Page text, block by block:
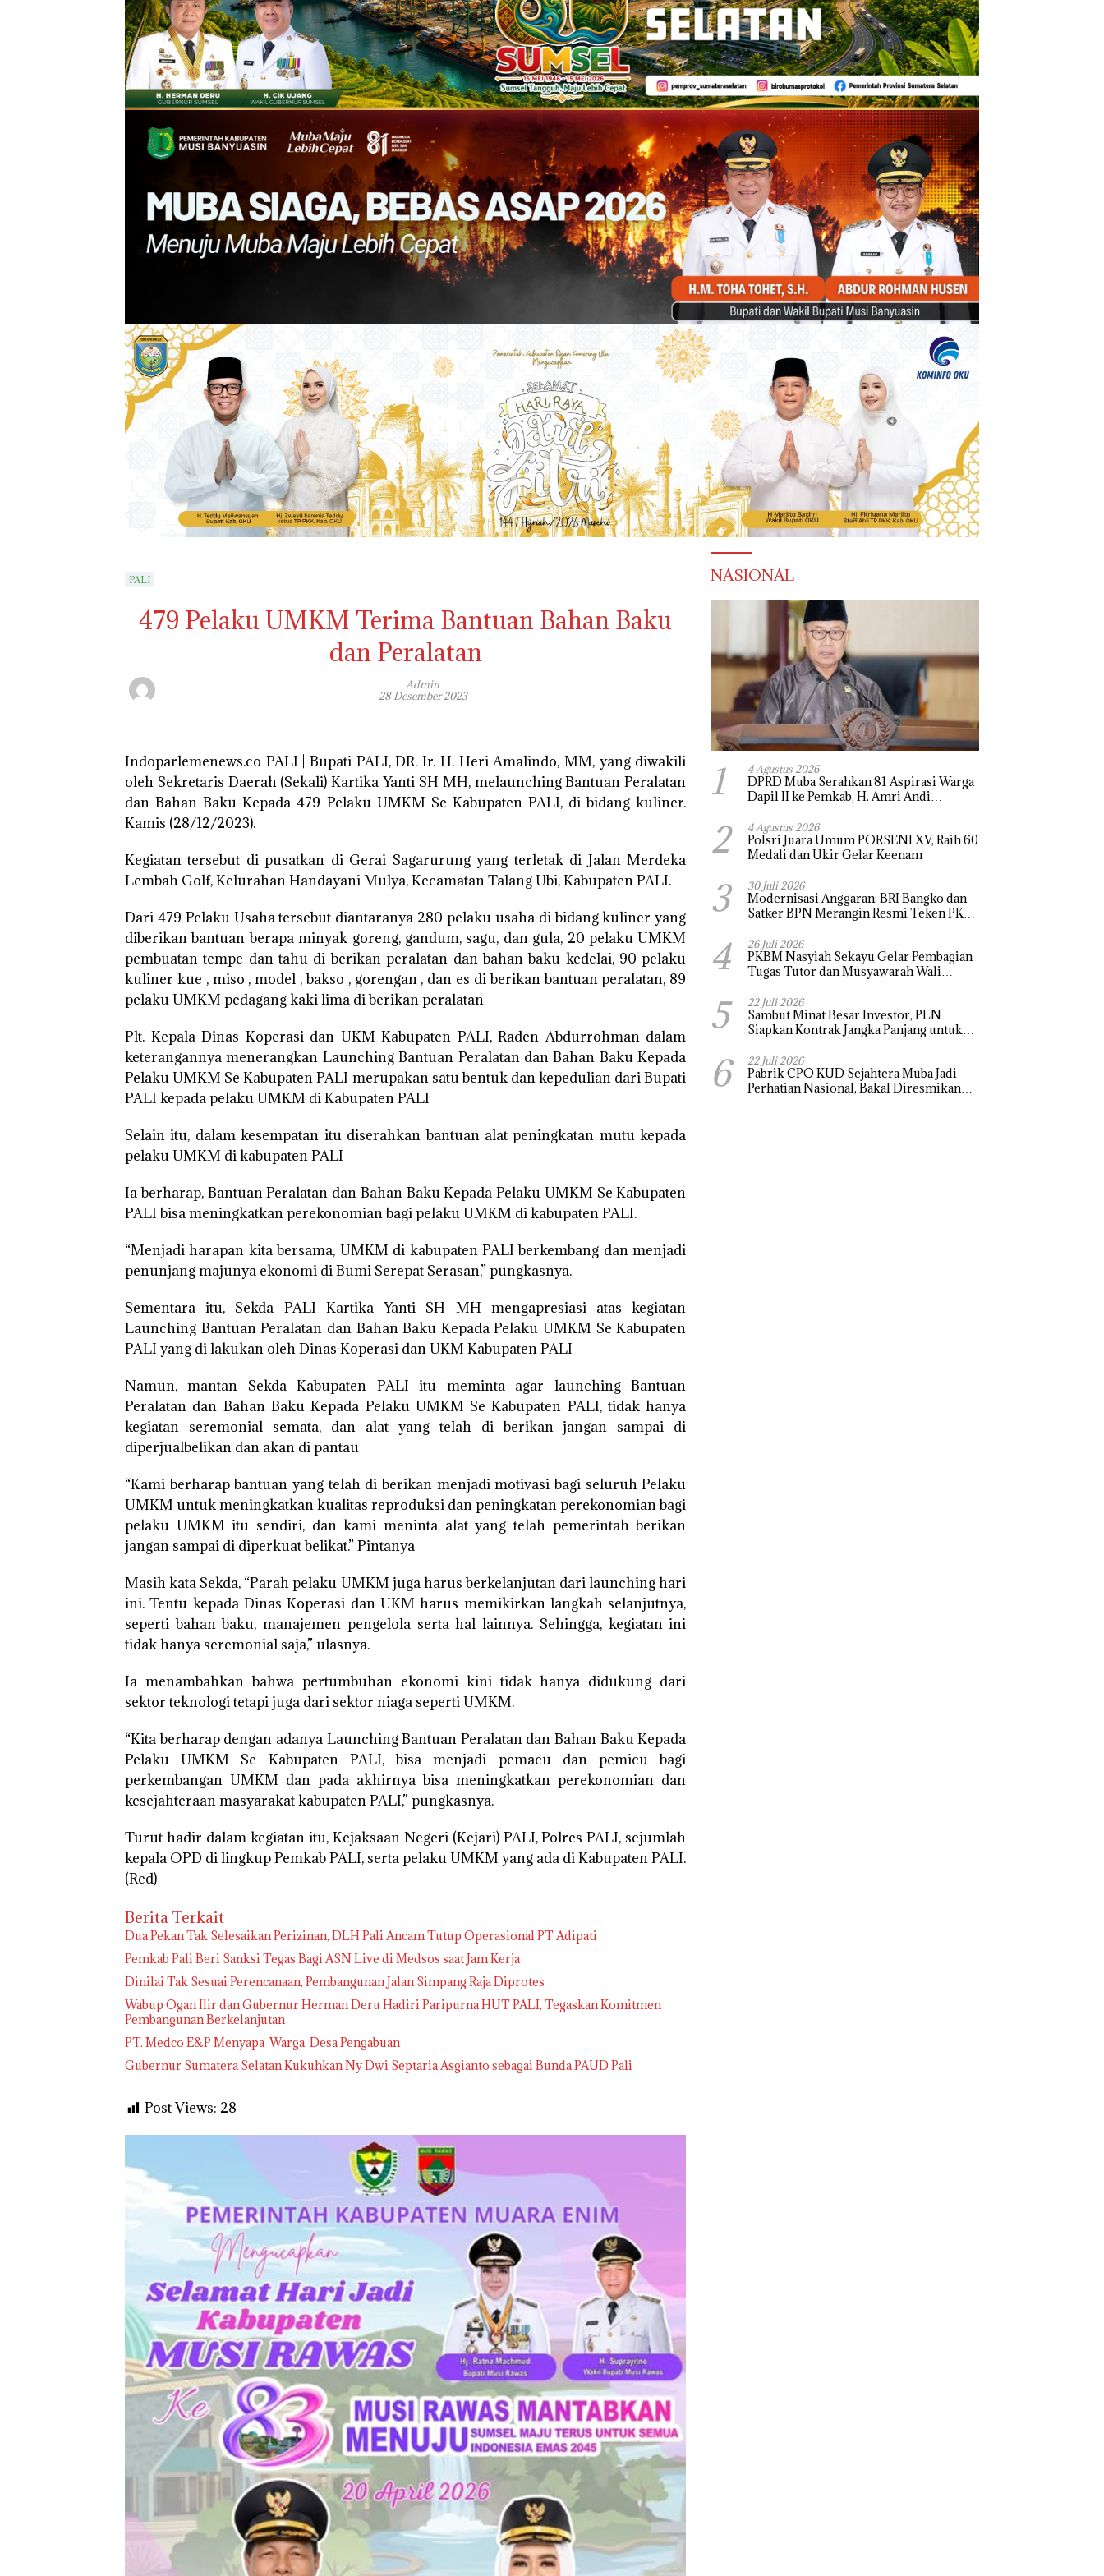
PALI
479 Pelaku UMKM Terima Bantuan Bahan Baku
dan Peralatan
Admin
28 Desember 2023
Indoparlemenews.co PALI | Bupati PALI, DR. Ir. H. Heri Amalindo, MM, yang diwakili
oleh Sekretaris Daerah (Sekali) Kartika Yanti SH MH, melaunching Bantuan Peralatan
dan Bahan Baku Kepada 479 Pelaku UMKM Se Kabupaten PALI, di bidang kuliner.
Kamis (28/12/2023).
Kegiatan tersebut di pusatkan di Gerai Sagarurung yang terletak di Jalan Merdeka
Lembah Golf, Kelurahan Handayani Mulya, Kecamatan Talang Ubi, Kabupaten PALI.
Dari 479 Pelaku Usaha tersebut diantaranya 280 pelaku usaha di bidang kuliner yang
diberikan bantuan berapa minyak goreng, gandum, sagu, dan gula, 20 pelaku UMKM
pembuatan tempe dan tahu di berikan peralatan dan bahan baku kedelai, 90 pelaku
kuliner kue , miso , model , bakso , gorengan , dan es di berikan bantuan peralatan, 89
pelaku UMKM pedagang kaki lima di berikan peralatan
Plt. Kepala Dinas Koperasi dan UKM Kabupaten PALI, Raden Abdurrohman dalam
keterangannya menerangkan Launching Bantuan Peralatan dan Bahan Baku Kepada
Pelaku UMKM Se Kabupaten PALI merupakan satu bentuk dan kepedulian dari Bupati
PALI kepada pelaku UMKM di Kabupaten PALI
Selain itu, dalam kesempatan itu diserahkan bantuan alat peningkatan mutu kepada
pelaku UMKM di kabupaten PALI
Ia berharap, Bantuan Peralatan dan Bahan Baku Kepada Pelaku UMKM Se Kabupaten
PALI bisa meningkatkan perekonomian bagi pelaku UMKM di kabupaten PALI.
“Menjadi harapan kita bersama, UMKM di kabupaten PALI berkembang dan menjadi
penunjang majunya ekonomi di Bumi Serepat Serasan,” pungkasnya.
Sementara itu, Sekda PALI Kartika Yanti SH MH mengapresiasi atas kegiatan
Launching Bantuan Peralatan dan Bahan Baku Kepada Pelaku UMKM Se Kabupaten
PALI yang di lakukan oleh Dinas Koperasi dan UKM Kabupaten PALI
Namun, mantan Sekda Kabupaten PALI itu meminta agar launching Bantuan
Peralatan dan Bahan Baku Kepada Pelaku UMKM Se Kabupaten PALI, tidak hanya
kegiatan seremonial semata, dan alat yang telah di berikan jangan sampai di
diperjualbelikan dan akan di pantau
“Kami berharap bantuan yang telah di berikan menjadi motivasi bagi seluruh Pelaku
UMKM untuk meningkatkan kualitas reproduksi dan peningkatan perekonomian bagi
pelaku UMKM itu sendiri, dan kami meninta alat yang telah pemerintah berikan
jangan sampai di diperkuat belikat.” Pintanya
Masih kata Sekda, “Parah pelaku UMKM juga harus berkelanjutan dari launching hari
ini. Tentu kepada Dinas Koperasi dan UKM harus memikirkan langkah selanjutnya,
seperti bahan baku, manajemen pengelola serta hal lainnya. Sehingga, kegiatan ini
tidak hanya seremonial saja,” ulasnya.
Ia menambahkan bahwa pertumbuhan ekonomi kini tidak hanya didukung dari
sektor teknologi tetapi juga dari sektor niaga seperti UMKM.
“Kita berharap dengan adanya Launching Bantuan Peralatan dan Bahan Baku Kepada
Pelaku UMKM Se Kabupaten PALI, bisa menjadi pemacu dan pemicu bagi
perkembangan UMKM dan pada akhirnya bisa meningkatkan perekonomian dan
kesejahteraan masyarakat kabupaten PALI,” pungkasnya.
Turut hadir dalam kegiatan itu, Kejaksaan Negeri (Kejari) PALI, Polres PALI, sejumlah
kepala OPD di lingkup Pemkab PALI, serta pelaku UMKM yang ada di Kabupaten PALI.
(Red)
Berita Terkait
Dua Pekan Tak Selesaikan Perizinan, DLH Pali Ancam Tutup Operasional PT Adipati
Pemkab Pali Beri Sanksi Tegas Bagi ASN Live di Medsos saat Jam Kerja
Dinilai Tak Sesuai Perencanaan, Pembangunan Jalan Simpang Raja Diprotes
Wabup Ogan Ilir dan Gubernur Herman Deru Hadiri Paripurna HUT PALI, Tegaskan Komitmen
Pembangunan Berkelanjutan
PT. Medco E&P Menyapa Warga Desa Pengabuan
Gubernur Sumatera Selatan Kukuhkan Ny Dwi Septaria Asgianto sebagai Bunda PAUD Pali
Post Views: 28
NASIONAL
1 4 Agustus 2026
DPRD Muba Serahkan 81 Aspirasi Warga
Dapil II ke Pemkab, H. Amri Andi
2 4 Agustus 2026
Polsri Juara Umum PORSENI XV, Raih 60
Medali dan Ukir Gelar Keenam
3 30 Juli 2026
Modernisasi Anggaran: BRI Bangko dan
Satker BPN Merangin Resmi Teken PKS
4 26 Juli 2026
PKBM Nasyiah Sekayu Gelar Pembagian
Tugas Tutor dan Musyawarah Wali
5 22 Juli 2026
Sambut Minat Besar Investor, PLN
Siapkan Kontrak Jangka Panjang untuk
6 22 Juli 2026
Pabrik CPO KUD Sejahtera Muba Jadi
Perhatian Nasional, Bakal Diresmikan